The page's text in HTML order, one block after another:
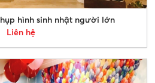
hình sinh nhật người lớn
Liên hệ